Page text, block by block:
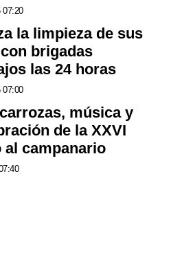
07:20
la limpieza de sus
brigadas
las 24 horas
07:00
música y
de la XXVI
al campanario